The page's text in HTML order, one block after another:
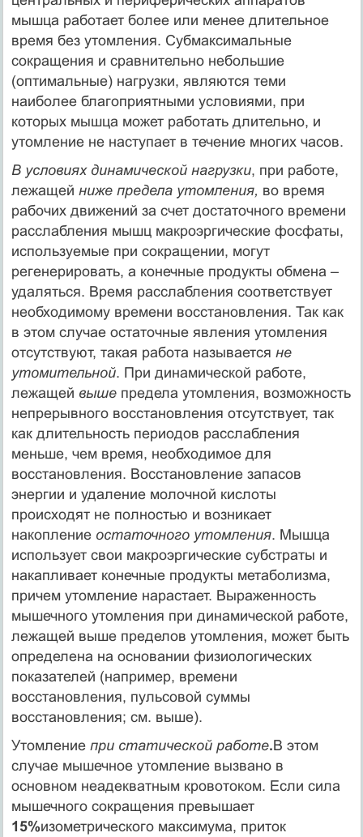
мышца работает более или менее длительное
время без утомления. Субмаксимальные
сокращения и сравнительно небольшие
(оптимальные) нагрузки, являются теми
наиболее благоприятными условиями, при
которых мышца может работать длительно, и
утомление не наступает в течение многих часов.
В условиях динамической нагрузки, при работе,
лежащей ниже предела утомления, во время
рабочих движений за счет достаточного времени
расслабления мышц макроэргические фосфаты,
используемые при сокращении, могут
регенерировать, а конечные продукты обмена –
удаляться. Время расслабления соответствует
необходимому времени восстановления. Так как
в этом случае остаточные явления утомления
отсутствуют, такая работа называется не
утомительной. При динамической работе,
лежащей выше предела утомления, возможность
непрерывного восстановления отсутствует, так
как длительность периодов расслабления
меньше, чем время, необходимое для
восстановления. Восстановление запасов
энергии и удаление молочной кислоты
происходят не полностью и возникает
накопление остаточного утомления. Мышца
использует свои макроэргические субстраты и
накапливает конечные продукты метаболизма,
причем утомление нарастает. Выраженность
мышечного утомления при динамической работе,
лежащей выше пределов утомления, может быть
определена на основании физиологических
показателей (например, времени
восстановления, пульсовой суммы
восстановления; см. выше).
Утомление при статической работе.В этом
случае мышечное утомление вызвано в
основном неадекватным кровотоком. Если сила
мышечного сокращения превышает
15%изометрического максимума, приток